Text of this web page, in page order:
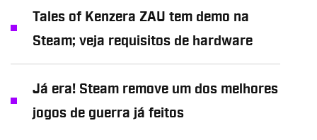
Tales of Kenzera ZAU tem demo na
Steam; veja requisitos de hardware
Já era! Steam remove um dos melhores
jogos de guerra já feitos